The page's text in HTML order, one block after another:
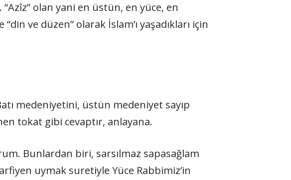
olan yani en üstün, en yüce, en
ve düzen” olarak İslam’ı yaşadıkları için
medeniyetini, üstün medeniyet sayıp
tokat gibi cevaptır, anlayana.
Bunlardan biri, sarsılmaz sapasağlam
uymak suretiyle Yüce Rabbimiz’in